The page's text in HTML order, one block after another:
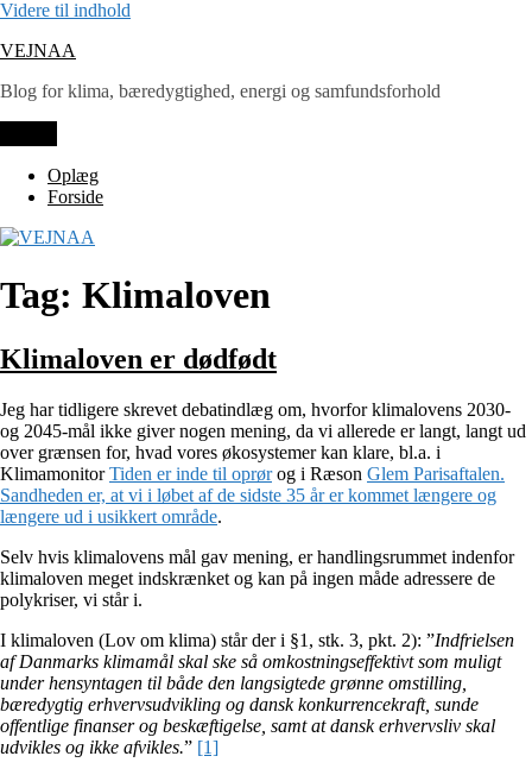
Videre til indhold
VEJNAA
Blog for klima, bæredygtighed, energi og samfundsforhold
Oplæg
Forside
Tag: Klimaloven
Klimaloven er dødfødt
Jeg har tidligere skrevet debatindlæg om, hvorfor klimalovens 2030-
og 2045-mål ikke giver nogen mening, da vi allerede er langt, langt ud
over grænsen for, hvad vores økosystemer kan klare, bl.a. i
KlimamonitorTiden er inde til oprørog i Ræson Glem Parisaftalen.
Sandheden er, at vi i løbet af de sidste 35 år er kommet længere og
længere ud i usikkert område.
Selv hvis klimalovens mål gav mening, er handlingsrummet indenfor
klimaloven meget indskrænket og kan på ingen måde adressere de
polykriser, vi står i.
I klimaloven (Lov om klima) står der i §1, stk. 3, pkt. 2): ”Indfrielsen
af Danmarks klimamål skal ske så omkostningseffektivt som muligt
under hensyntagen til både den langsigtede grønne omstilling,
bæredygtig erhvervsudvikling og dansk konkurrencekraft, sunde
offentlige finanser og beskæftigelse, samt at dansk erhvervsliv skal
udvikles og ikke afvikles.” [1]